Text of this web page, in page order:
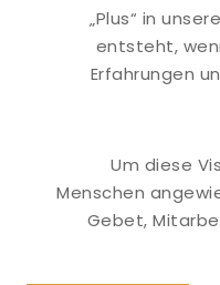
„Plus“ in
entsteht,
Erfahrungen
Um diese
Menschen
Gebet,